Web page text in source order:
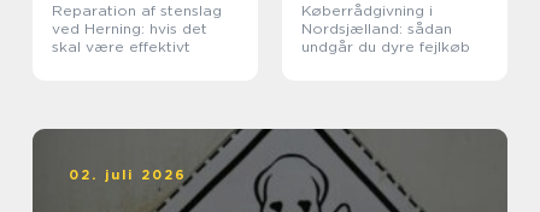
Reparation af stenslag
ved Herning: hvis det
skal være effektivt
Køberrådgivning i
Nordsjælland: sådan
undgår du dyre fejlkøb
02. juli 2026